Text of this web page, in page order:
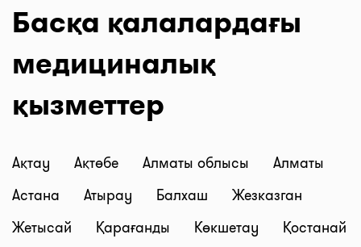
Басқа қалалардағы
медициналық
қызметтер
Ақтау Ақтөбе Алматы облысы
Алматы
Астана
Атырау Балхаш
Жезказган
Жетысай
Қарағанды Көкшетау
Қостанай